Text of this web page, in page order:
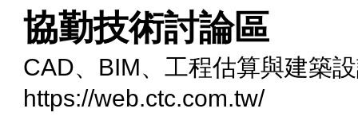
協勤技術討論區
CAD、BIM、工程估算與建築
https://web.ctc.com.tw/